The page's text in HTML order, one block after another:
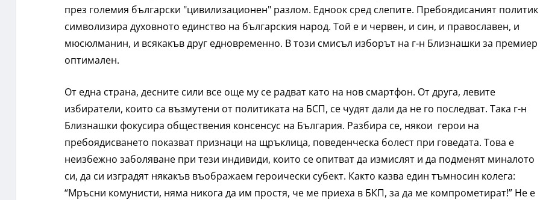
през големия български "цивилизационен" разлом. Едноок сред слепите. Пребоядисаният политик
символизира духовното единство на българския народ. Той е и червен, и син, и православен, и
мюсюлманин, и всякакъв друг едновременно. В този смисъл изборът на г-н Близнашки за премиер
оптимален.
От една страна, десните сили все още му се радват като на нов смартфон. От друга, левите
избиратели, които са възмутени от политиката на БСП, се чудят дали да не го последват. Така г-н
Близнашки фокусира обществения консенсус на България. Разбира се, някои герои на
пребоядисването показват признаци на щръклица, поведенческа болест при говедата. Това е
неизбежно заболяване при тези индивиди, които се опитват да измислят и да подменят миналото
си, да си изградят някакъв въображаем героически субект. Както казва един тъмносин колега:
“Мръсни комунисти, няма никога да им простя, че ме приеха в БКП, за да ме компрометират!” Не е